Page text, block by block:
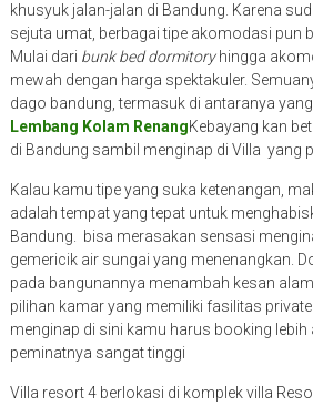
khusyuk jalan-jalan di Bandung. Karena
sejuta umat, berbagai tipe akomodasi pun
Mulai dari bunk bed dormitoryhingga
mewah dengan harga spektakuler.
dago bandung, termasuk di antaranya
Lembang Kolam RenangKebayang kan
di Bandung sambil menginap di Villa yang
Kalau kamu tipe yang suka ketenangan,
adalah tempat yang tepat untuk
Bandung. bisa merasakan sensasi
gemericik air sungai yang menenangkan.
pada bangunannya menambah kesan
pilihan kamar yang memiliki fasilitas
menginap di sini kamu harus booking lebih
peminatnya sangat tinggi
Villa resort 4 berlokasi di komplek villa